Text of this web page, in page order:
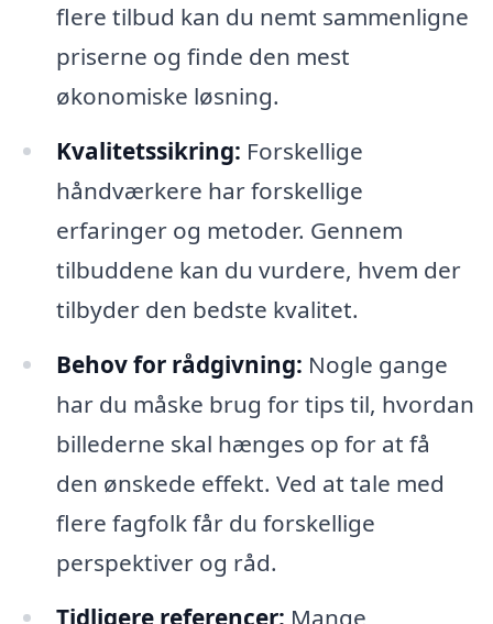
flere tilbud kan du nemt sammenligne
priserne og finde den mest
økonomiske løsning.
Kvalitetssikring: Forskellige
håndværkere har forskellige
erfaringer og metoder. Gennem
tilbuddene kan du vurdere, hvem der
tilbyder den bedste kvalitet.
Behov for rådgivning: Nogle gange
har du måske brug for tips til, hvordan
billederne skal hænges op for at få
den ønskede effekt. Ved at tale med
flere fagfolk får du forskellige
perspektiver og råd.
Tidligere referencer: Mange